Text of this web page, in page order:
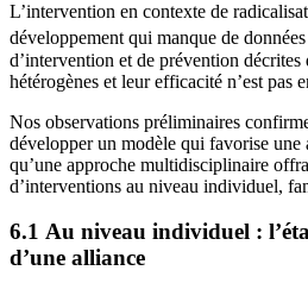
L’intervention en contexte de
développement qui manque de
d’intervention et de prévention décrites
hétérogènes et leur efficacité n’est pas
Nos observations préliminaires
développer un modèle qui favorise une
qu’une approche multidisciplinaire
d’interventions au niveau individuel,
6.1 Au niveau individuel :
d’une alliance